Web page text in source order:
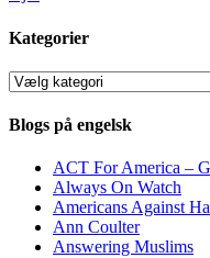
Kategorier
Kategorier
Blogs på engelsk
ACT For America –
Always On Watch
Americans Against
Ann Coulter
Answering Muslims